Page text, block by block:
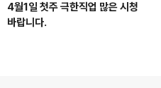
4월1일 첫주 극한직업 많은 시청
바랍니다.